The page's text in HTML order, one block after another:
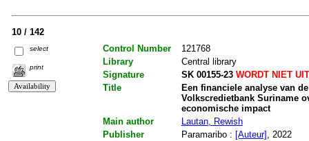
10 / 142
select
print
Control Number
121768
Library
Central library
Signature
SK 00155-23WORDT NIET
Title
Een financiele analyse van
Volkscredietbank Suriname
economische impact
Main author
Lautan, Rewish
Publisher
Paramaribo : [Auteur] , 2022